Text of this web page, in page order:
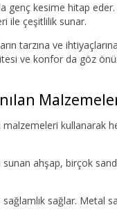
genç kesime hitap eder.
ile çeşitlilik sunar.
tarzına ve
ve konfor da göz
malzemeleri
sunan ahşap, birçok
sağlar. Metal